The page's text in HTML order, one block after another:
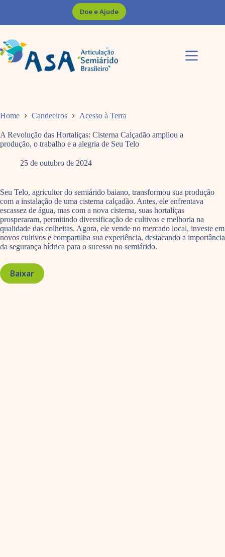
Doe e Ajude
Home Candeeiros Acesso à Terra
A Revolução das Hortaliças: Cisterna Calçadão ampliou a
produção, o trabalho e a alegria de Seu Telo
25 de outubro de 2024
Seu Telo, agricultor do semiárido baiano, transformou sua produção
com a instalação de uma cisterna calçadão. Antes, ele enfrentava
escassez de água, mas com a nova cisterna, suas hortaliças
prosperaram, permitindo diversificação de cultivos e melhoria na
qualidade das colheitas. Agora, ele vende no mercado local, investe em
novos cultivos e compartilha sua experiência, destacando a importância
da segurança hídrica para o sucesso no semiárido.
Baixar